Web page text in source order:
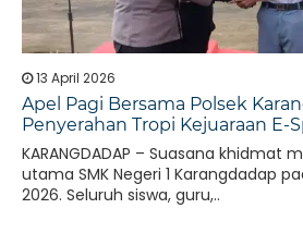
13 April 2026
Apel Pagi Bersama Polsek
Penyerahan Tropi Kejuaraan E-
KARANGDADAP – Suasana khidmat
utama SMK Negeri 1 Karangdadap
2026. Seluruh siswa, guru,..